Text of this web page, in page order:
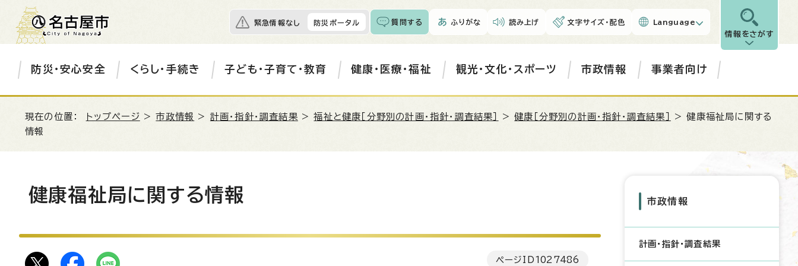
緊急情報なし 防災ポータル 質問する ふりがな 読み上げ 文字サイズ・配色 Language
情報をさがす
防災・安心安全 くらし・手続き 子ども・子育て・教育 健康・医療・福祉 観光・文化・スポーツ 市政情報 事業者向け
現在の位置： トップページ >市政情報 > 計画・指針・調査結果 >福祉と健康［分野別の計画・指針・調査結果］ >健康［分野別の計画・指針・調査結果］
> 健康福祉局に関する
情報
健康福祉局に関する情報
ページID 1027486
市政情報
計画・指針・調査結果